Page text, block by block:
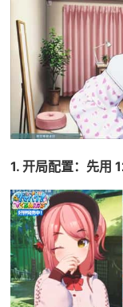
1. 开局配置：先用